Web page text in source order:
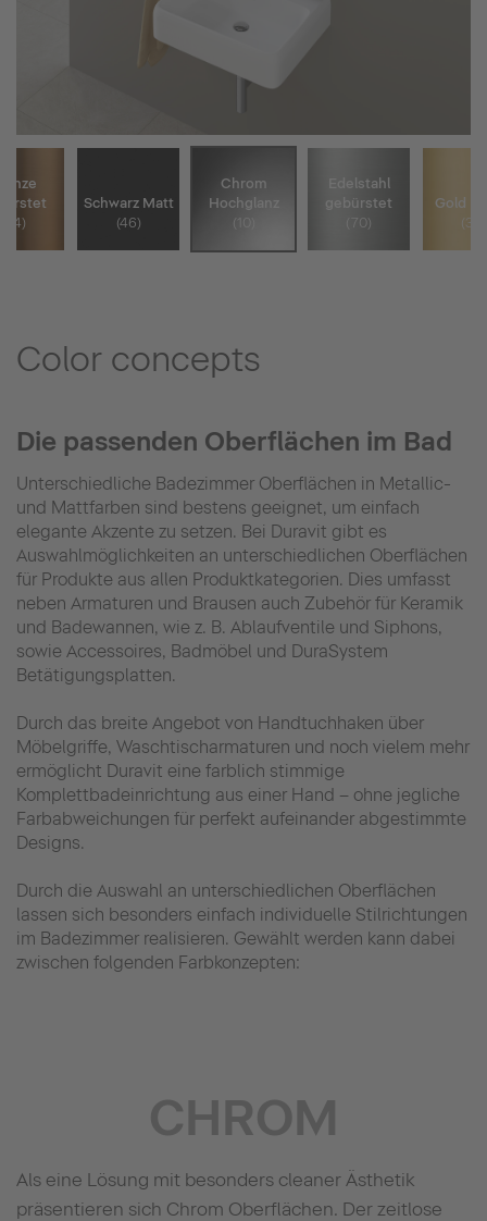
(04)
Schwarz Matt
(46)
Chrom
Hochglanz
(10)
Edelstahl
gebürstet
(70)
Gold
(34)
Color concepts
Die passenden Oberflächen im Bad
Unterschiedliche Badezimmer Oberflächen in Metallic-
und Mattfarben sind bestens geeignet, um einfach
elegante Akzente zu setzen. Bei Duravit gibt es
Auswahlmöglichkeiten an unterschiedlichen Oberflächen
für Produkte aus allen Produktkategorien. Dies umfasst
neben Armaturen und Brausen auch Zubehör für Keramik
und Badewannen, wie z. B. Ablaufventile und Siphons,
sowie Accessoires, Badmöbel und DuraSystem
Betätigungsplatten.
Durch das breite Angebot von Handtuchhaken über
Möbelgriffe, Waschtischarmaturen und noch vielem mehr
ermöglicht Duravit eine farblich stimmige
Komplettbadeinrichtung aus einer Hand – ohne jegliche
Farbabweichungen für perfekt aufeinander abgestimmte
Designs.
Durch die Auswahl an unterschiedlichen Oberflächen
lassen sich besonders einfach individuelle Stilrichtungen
im Badezimmer realisieren. Gewählt werden kann dabei
zwischen folgenden Farbkonzepten:
CHROM
Als eine Lösung mit besonders cleaner Ästhetik
präsentieren sich Chrom Oberflächen. Der zeitlose